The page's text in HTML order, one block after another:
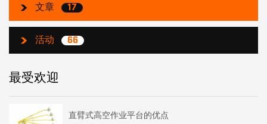
文章 17
活动 66
最受欢迎
直臂式高空作业平台的优点